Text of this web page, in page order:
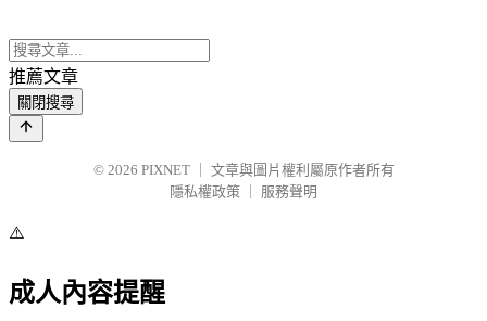
推薦文章
關閉搜尋
© 2026 PIXNET
文章與圖片權利屬原作者所有
隱私權政策
服務聲明
⚠️
成人內容提醒